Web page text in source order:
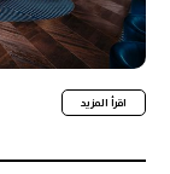
اقرأ المزيد